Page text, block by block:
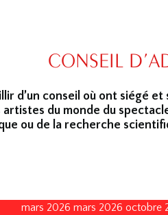
CONSEIL
d’un conseil où ont siégé
du monde du
ou de la recherche
mars 2026 mars 2026 octobre